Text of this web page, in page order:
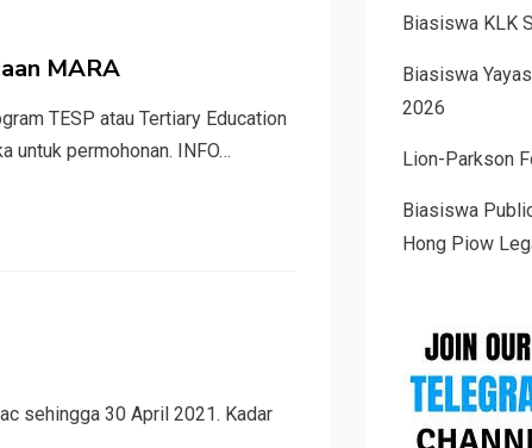
MARA
TESP atau Tertiary Education
untuk permohonan. INFO…
sehingga 30 April 2021. Kadar
Biasiswa KLK
Biasiswa
2026
Lion-Parkson
Biasiswa
Hong Piow